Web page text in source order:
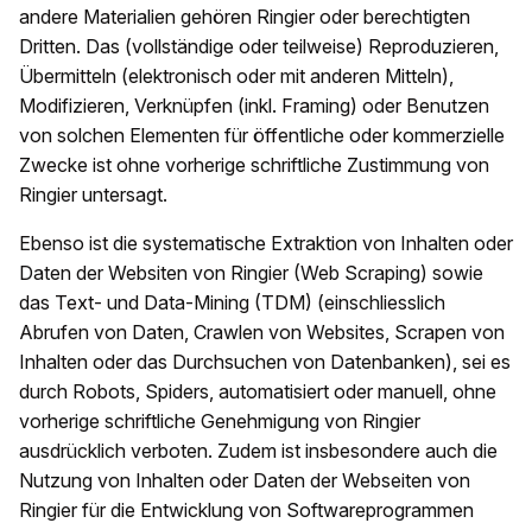
andere Materialien gehören Ringier oder berechtigten
Dritten. Das (vollständige oder teilweise) Reproduzieren,
Übermitteln (elektronisch oder mit anderen Mitteln),
Modifizieren, Verknüpfen (inkl. Framing) oder Benutzen
von solchen Elementen für öffentliche oder kommerzielle
Zwecke ist ohne vorherige schriftliche Zustimmung von
Ringier untersagt.
Ebenso ist die systematische Extraktion von Inhalten oder
Daten der Websiten von Ringier (Web Scraping) sowie
das Text- und Data-Mining (TDM) (einschliesslich
Abrufen von Daten, Crawlen von Websites, Scrapen von
Inhalten oder das Durchsuchen von Datenbanken), sei es
durch Robots, Spiders, automatisiert oder manuell, ohne
vorherige schriftliche Genehmigung von Ringier
ausdrücklich verboten. Zudem ist insbesondere auch die
Nutzung von Inhalten oder Daten der Webseiten von
Ringier für die Entwicklung von Softwareprogrammen